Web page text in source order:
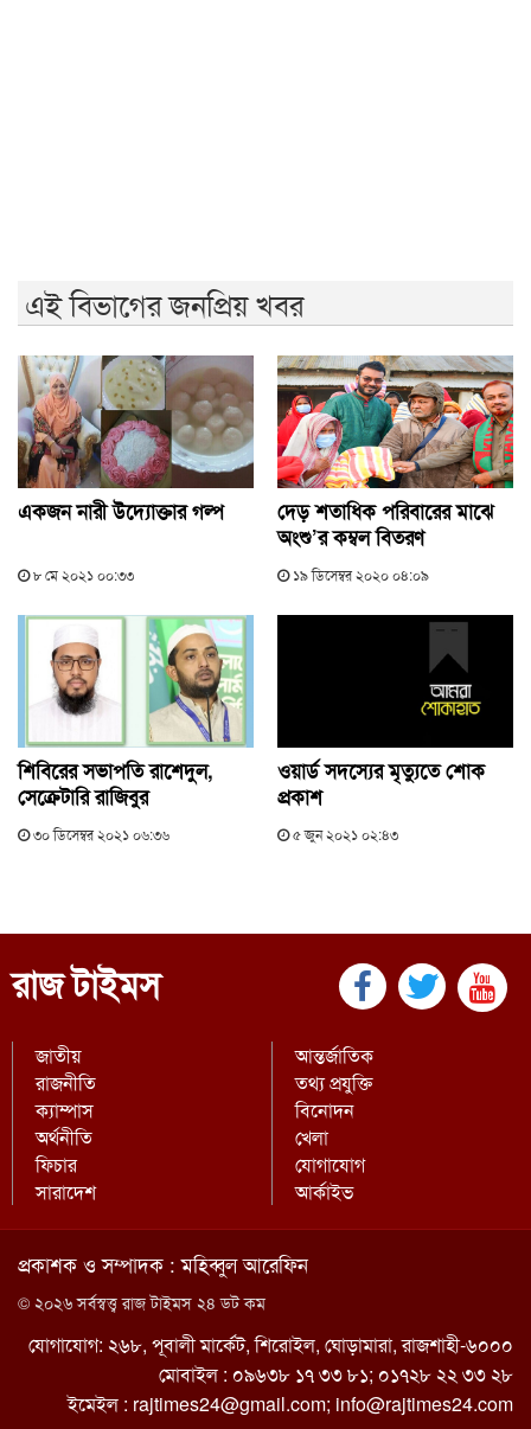
এই বিভাগের জনপ্রিয় খবর
একজন নারী উদ্যোক্তার গল্প
৮ মে ২০২১ ০০:৩৩
দেড় শতাধিক পরিবারের মাঝে
অংশু’র কম্বল বিতরণ
১৯ ডিসেম্বর ২০২০ ০৪:০৯
শিবিরের সভাপতি রাশেদুল,
সেক্রেটারি রাজিবুর
৩০ ডিসেম্বর ২০২১ ০৬:৩৬
ওয়ার্ড সদস্যের মৃত্যুতে শোক
প্রকাশ
৫ জুন ২০২১ ০২:৪৩
রাজ টাইমস
জাতীয়
রাজনীতি
আন্তর্জাতিক
তথ্য প্রযুক্তি
ক্যাম্পাস
অর্থনীতি
বিনোদন
খেলা
ফিচার
সারাদেশ
যোগাযোগ
আর্কাইভ
প্রকাশক ও সম্পাদক : মহিব্বুল আরেফিন
© ২০২৬ সর্বস্বত্ত্ব রাজ টাইমস ২৪ ডট কম
যোগাযোগ: ২৬৮, পূবালী মার্কেট, শিরোইল, ঘোড়ামারা, রাজশাহী-৬০০০
মোবাইল : ০৯৬৩৮ ১৭ ৩৩ ৮১; ০১৭২৮ ২২ ৩৩ ২৮
ইমেইল : rajtimes24@gmail.com; info@rajtimes24.com